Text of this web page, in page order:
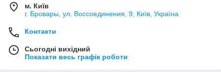
м. Київ
г. Бровары, ул. Воссоединения, 9, Київ, Україна
Контакти
Сьогодні вихідний
Показати весь графік роботи